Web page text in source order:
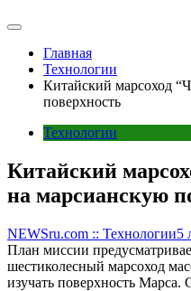
Главная
Технологии
Китайский марсоход
поверхность
Технологии
Китайский
на марсианскую
NEWSru.com :: Технологии5
План миссии
шестиколесный марсоход
изучать поверхность Марса.